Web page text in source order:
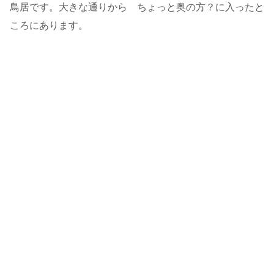
鳥居です。大きな通りから ちょっと奥の方？に入ったと
ころにあります。